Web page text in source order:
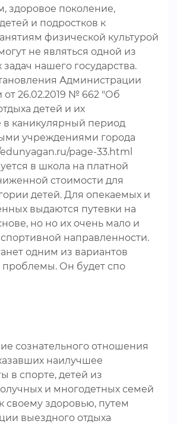
здоровое поколение,
и подростков к
физической культурой
не являться одной из
нашего государства.
Администрации
от 26.02.2019 № 662 "Об
детей и их
в каникулярный период
учреждениями города
page-33.html
в школа на платной
стоимости для
детей. Для опекаемых и
выдаются путевки на
но но их очень мало и
направленности.
одним из вариантов
Он будет спо
сознательного отношения
наилучшее
в спорте, детей из
и многодетных семей
своему здоровью, путем
выездного отдыха